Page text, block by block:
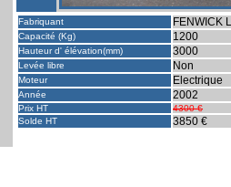
Fabriquant FENWICK
Capacité (Kg) 1200
Hauteur d' élévation(mm) 3000
Levée libre Non
Moteur Electrique
Année 2002
Prix HT
4300 €
Solde HT
3850 €